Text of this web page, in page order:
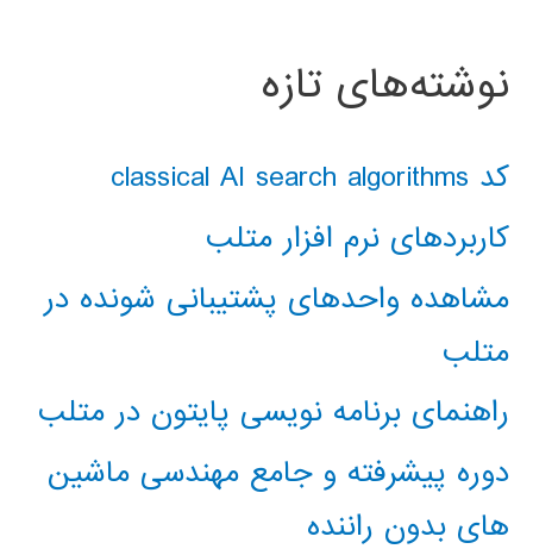
نوشته‌های تازه
کد classical AI search algorithms
کاربردهای نرم افزار متلب
مشاهده واحدهای پشتیبانی شونده در
متلب
راهنمای برنامه نویسی پایتون در متلب
دوره پیشرفته و جامع مهندسی ماشین
های بدون راننده